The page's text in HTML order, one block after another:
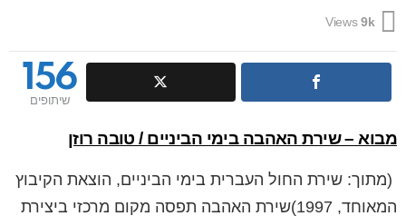
9k
Views
156
שיתופים
מבוא – שירת האהבה בימי הביניים / טובה רוזן
(מתוך: שירת החול העברית בימי הביניים, הוצאת הקיבוץ
המאוחד, 1997)שירת האהבה תפסה מקום מרכזי ביצירת